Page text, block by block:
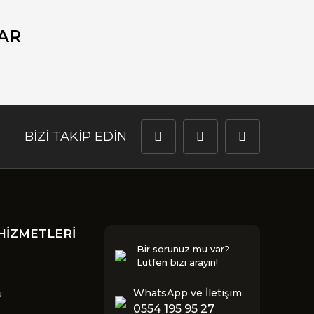
BİZİ TAKİP EDİN
Bir sorunuz mu var?
Lütfen bizi arayın!
WhatsApp ve İletişim
0554 195 95 27